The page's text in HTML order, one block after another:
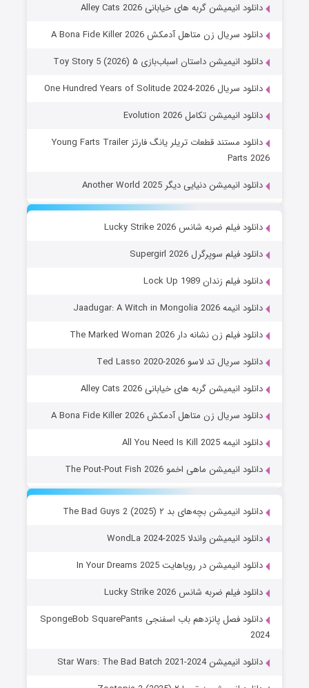
دانلود انیمیشن گربه های خیابانی Alley Cats 2026
دانلود سریال زن متاهل آدمکش A Bona Fide Killer 2026
دانلود انیمیشن داستان اسباب‌بازی ۵ Toy Story 5 (2026)
دانلود سریال One Hundred Years of Solitude 2024-2026
دانلود انیمیشن تکامل Evolution 2026
دانلود مستند قطعات تریلر یانگ فارتز Young Farts Trailer
Parts 2026
دانلود انیمیشن دنیایی دیگر Another World 2025
دانلود فیلم ضربه شانس Lucky Strike 2026
دانلود فیلم سوپرگرل Supergirl 2026
دانلود فیلم زندان Lock Up 1989
دانلود انیمه Jaadugar: A Witch in Mongolia 2026
دانلود فیلم زن نشانه دار The Marked Woman 2026
دانلود سریال تد لاسو Ted Lasso 2020-2026
دانلود انیمیشن گربه های خیابانی Alley Cats 2026
دانلود سریال زن متاهل آدمکش A Bona Fide Killer 2026
دانلود انیمه All You Need Is Kill 2025
دانلود انیمیشن ماهی اخمو The Pout-Pout Fish 2026
دانلود انیمیشن بچه‌های بد ۲ The Bad Guys 2 (2025)
دانلود انیمیشن واندلا WondLa 2024-2025
دانلود انیمیشن در رویاهایت In Your Dreams 2025
دانلود فیلم ضربه شانس Lucky Strike 2026
دانلود فصل پانزدهم باب اسفنجی SpongeBob SquarePants
2024
دانلود انیمیشن Star Wars: The Bad Batch 2021-2024